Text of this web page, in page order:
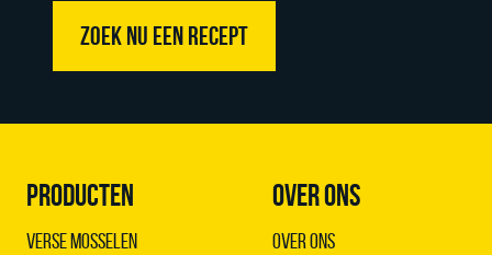
ZOEK NU EEN RECEPT
PRODUCTEN
Verse Mosselen
OVER ONS
Over ons